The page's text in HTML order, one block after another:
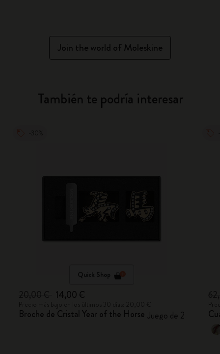
Join the world of Moleskine
También te podría interesar
Quick Shop
14,00 €
Broche de Cristal Year of the Horse Juego de 2